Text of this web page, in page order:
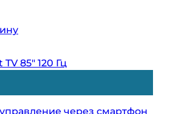
через смартфон